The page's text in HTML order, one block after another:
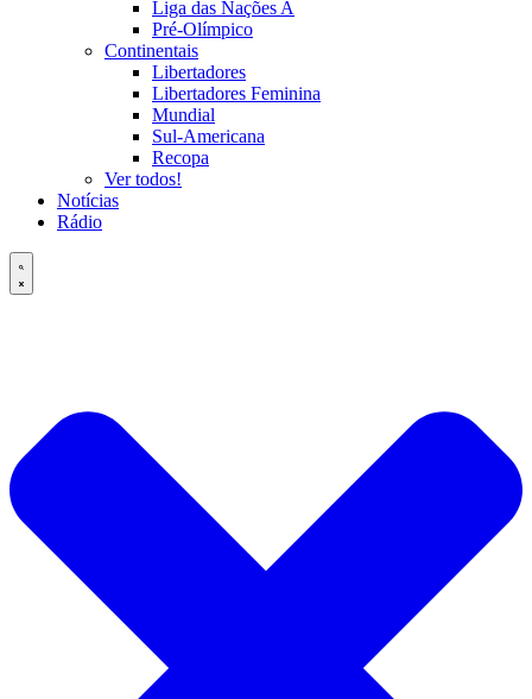
Liga das Nações A
Pré-Olímpico
Continentais
Libertadores
Libertadores Feminina
Mundial
Sul-Americana
Recopa
Ver todos!
Notícias
Rádio